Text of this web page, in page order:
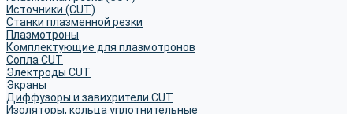
Источники (CUT)
Станки плазменной резки
Плазмотроны
Комплектующие для плазмотронов
Сопла CUT
Электроды CUT
Экраны
Диффузоры и завихрители CUT
Изоляторы, кольца уплотнительные